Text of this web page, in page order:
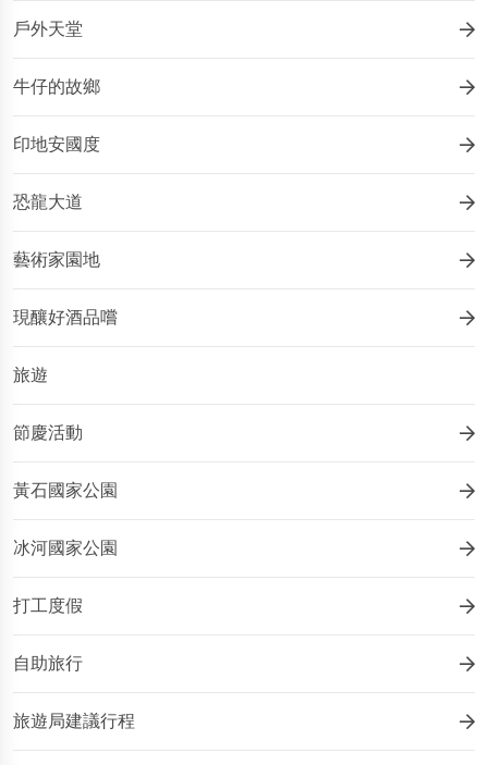
戶外天堂
牛仔的故鄉
印地安國度
恐龍大道
藝術家園地
現釀好酒品嚐
旅遊
節慶活動
黃石國家公園
冰河國家公園
打工度假
自助旅行
旅遊局建議行程